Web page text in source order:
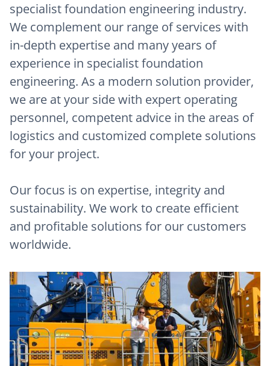
specialist foundation engineering industry.
We complement our range of services with
in-depth expertise and many years of
experience in specialist foundation
engineering. As a modern solution provider,
we are at your side with expert operating
personnel, competent advice in the areas of
logistics and customized complete solutions
for your project.
Our focus is on expertise, integrity and
sustainability. We work to create efficient
and profitable solutions for our customers
worldwide.